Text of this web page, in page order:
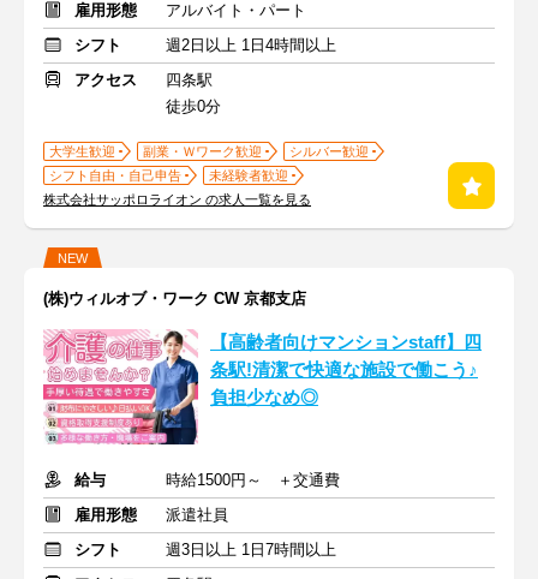
雇用形態
アルバイト・パート
シフト
週2日以上 1日4時間以上
アクセス
四条駅
徒歩0分
大学生歓迎 副業・Ｗワーク歓迎
シルバー歓迎
シフト自由・自己申告
未経験者歓迎
株式会社サッポロライオン の求人一覧を見る
NEW
(株)ウィルオブ・ワーク CW 京都支店
【高齢者向けマンションstaff】四
条駅!清潔で快適な施設で働こう♪
負担少なめ◎
給与
時給1500円～ ＋交通費
雇用形態
派遣社員
シフト
週3日以上 1日7時間以上